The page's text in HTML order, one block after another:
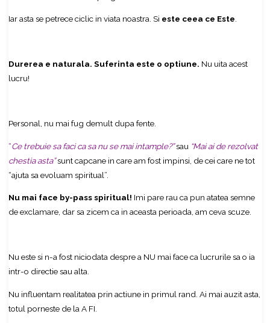
Iar asta se petrece ciclic in viata noastra. Si este ceea ce Este.
Durerea e naturala. Suferinta este o optiune. Nu uita acest
lucru!
Personal, nu mai fug demult dupa fente.
“Ce trebuie sa faci ca sa nu se mai intample?” sau “Mai ai de rezolvat
chestia asta”sunt capcane in care am fost impinsi, de cei care ne tot
“ajuta sa evoluam spiritual”.
Nu mai face by-pass spiritual! Imi pare rau ca pun atatea semne
de exclamare, dar sa zicem ca in aceasta perioada, am ceva scuze.
Nu este si n-a fost niciodata despre a NU mai face ca lucrurile sa o ia
intr-o directie sau alta.
Nu influentam realitatea prin actiune in primul rand. Ai mai auzit asta,
totul porneste de la A FI.